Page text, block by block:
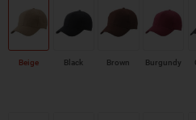
Beige Black Brown Burgundy